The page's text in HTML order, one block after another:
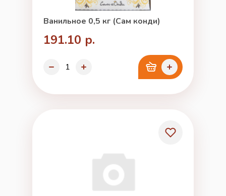
Ванильное 0,5 кг (Сам конди)
191.10 р.